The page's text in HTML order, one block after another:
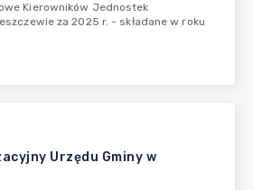
Kierowników Jednostek
za 2025 r. - składane w roku
Urzędu Gminy w